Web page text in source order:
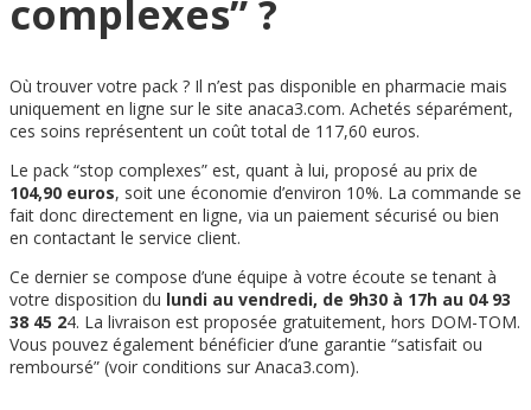
complexes” ?
Où trouver votre pack ? Il n’est pas disponible en pharmacie mais
uniquement en ligne sur le site anaca3.com. Achetés séparément,
ces soins représentent un coût total de 117,60 euros.
Le pack “stop complexes” est, quant à lui, proposé au prix de
104,90 euros, soit une économie d’environ 10%. La commande se
fait donc directement en ligne, via un paiement sécurisé ou bien
en contactant le service client.
Ce dernier se compose d’une équipe à votre écoute se tenant à
votre disposition du lundi au vendredi, de 9h30 à 17h au 04 93
38 45 24. La livraison est proposée gratuitement, hors DOM-TOM.
Vous pouvez également bénéficier d’une garantie “satisfait ou
remboursé” (voir conditions sur Anaca3.com).